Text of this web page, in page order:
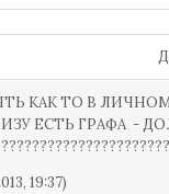
КАК ТО В
ЕСТЬ ГРАФА -
19:37)